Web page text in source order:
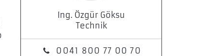
Ing. Özgür Göksu
Technik
0041 800 77 00 70